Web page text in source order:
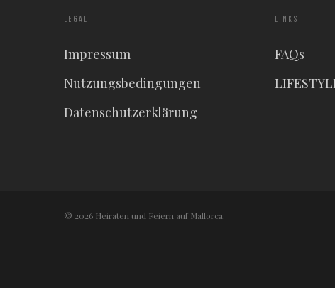
LEGAL
Impressum
Nutzungsbedingungen
Datenschutzerklärung
LINKS
FAQs
© 2026 Heiraten und Feiern auf Mallorca.